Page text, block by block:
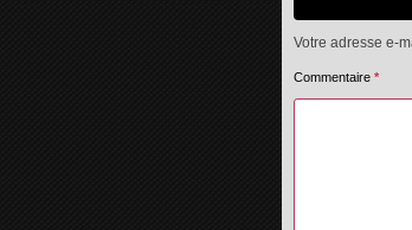
Votre adresse e-
Commentaire *